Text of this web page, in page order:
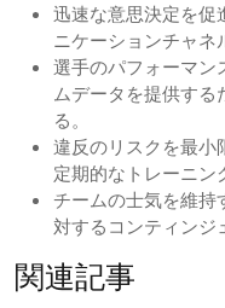
迅速な意思決定を促
ニケーションチャネ
選手のパフォーマン
ムデータを提供する
る。
違反のリスクを最小
定期的なトレーニン
チームの士気を維持
対するコンティンジ
関連記事